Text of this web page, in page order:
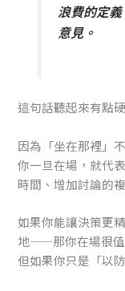
浪費的定
意見。
這句話聽起來有點
因為「坐在那裡」
你一旦在場，就代
時間、增加討論的
如果你能讓決策更
地——那你在場很值
但如果你只是「以